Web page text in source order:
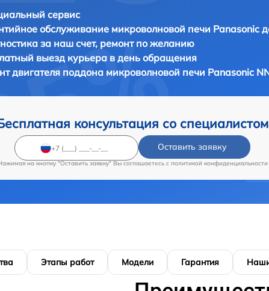
сервис
обслуживание микроволновой печи Panasonic
за наш счет, ремонт по желанию
выезд курьера в день обращения
двигателя поддона микроволновой печи Panasonic
консультация со специалистом
Оставить заявку
на кнопку "Оставить заявку" Вы соглашаетесь c политикой конфиденциальности
Этапы работ Модели Гарантия